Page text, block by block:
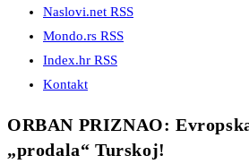
Naslovi.net RSS
Mondo.rs RSS
Index.hr RSS
Kontakt
ORBAN PRIZNAO:
„prodala“ Turskoj!